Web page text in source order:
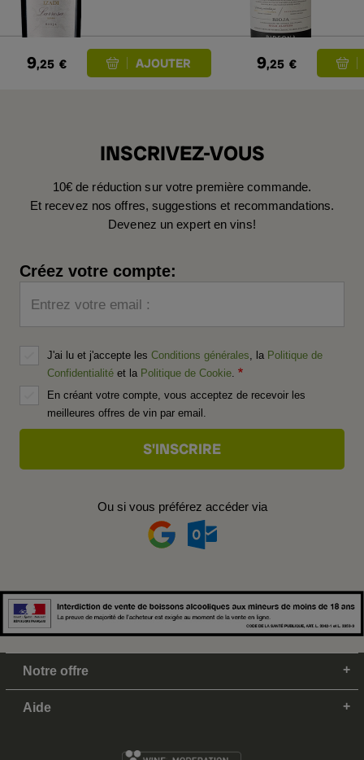
9,25 € 9,25 €
INSCRIVEZ-VOUS
10€ de réduction sur votre première commande.
Et recevez nos offres, suggestions et recommandations.
Devenez un expert en vins!
Créez votre compte:
Entrez votre email :
J'ai lu et j'accepte les Conditions générales , la Politique de
Confidentialité et la Politique de Cookie
En créant votre compte, vous acceptez de recevoir les
meilleures offres de vin par email.
Ou si vous préférez accéder via
Notre offre
Aide